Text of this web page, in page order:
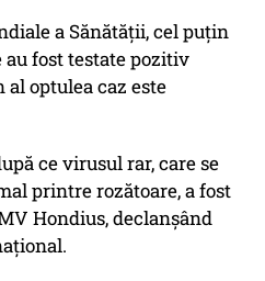
a Sănătății, cel puțin
au fost testate pozitiv
optulea caz este
ce virusul rar, care se
printre rozătoare, a fost
Hondius, declanșând